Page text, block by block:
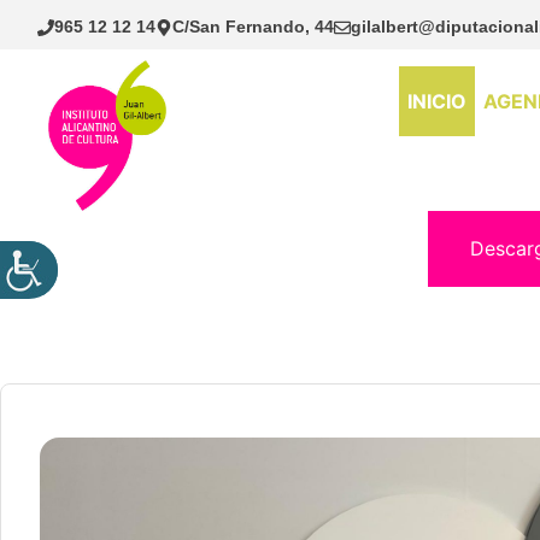
Saltar
965 12 12 14 C/San Fernando, 44
INICIO